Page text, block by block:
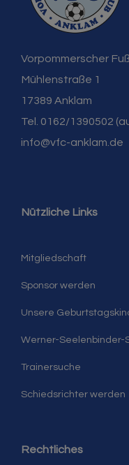
Vorpommerscher
Mühlenstraße 1
17389 Anklam
Tel. 0162/1390502
info@vfc-anklam.de
Nützliche Links
Mitgliedschaft
Sponsor werden
Unsere
Werner-Seelenbinder-
Trainersuche
Schiedsrichter werden
Rechtliches